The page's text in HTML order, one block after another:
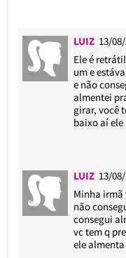
LUIZ 13/
Ele é
um e
e não
almentei
girar, você
baixo aí
LUIZ 13/
Minha
não
consegui
vc tem q
ele